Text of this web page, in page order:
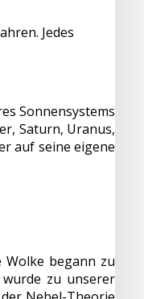
Jedes
Sonnensystems
Saturn, Uranus,
auf seine eigene
Wolke begann zu
zu unserer